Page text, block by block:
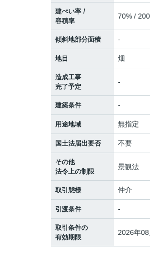
建ぺい率 /
容積率
70% /
傾斜地部分面積 -
地目 畑
造成工事
完了予定
-
建築条件 -
用途地域 無指定
国土法届出要否 不要
その他
法令上の制限
景観法
取引態様 仲介
引渡条件 -
取引条件の
有効期限
2026年